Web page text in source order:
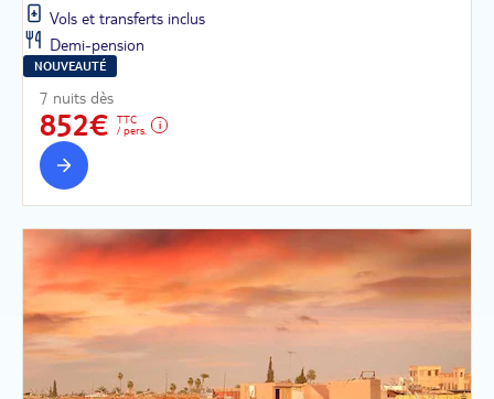
Vols et transferts inclus
Demi-pension
NOUVEAUTÉ
7 nuits dès
852€
TTC
/ pers.